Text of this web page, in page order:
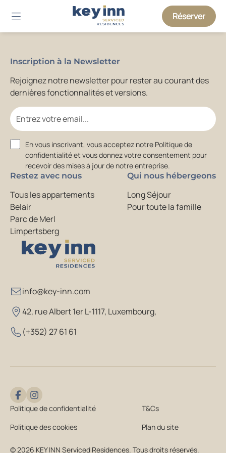
Réserver
info@key-inn.com
42, rue Albert 1er L-1117, Luxembourg,
(+352) 27 61 61
Restez avec nous
Tous les appartements
Belair
Parc de Merl
Limpertsberg
Qui nous hébergeons
Long Séjour
Pour toute la famille
Inscription à la Newsletter
Rejoignez notre newsletter pour rester au courant des
dernières fonctionnalités et versions.
Email
Consent
En vous inscrivant, vous acceptez notre Politique de
confidentialité et vous donnez votre consentement pour
recevoir des mises à jour de notre entreprise.
© 2026 KEY INN Serviced Residences. Tous droits réservés.
Politique de confidentialité
T&Cs
Politique des cookies
Plan du site